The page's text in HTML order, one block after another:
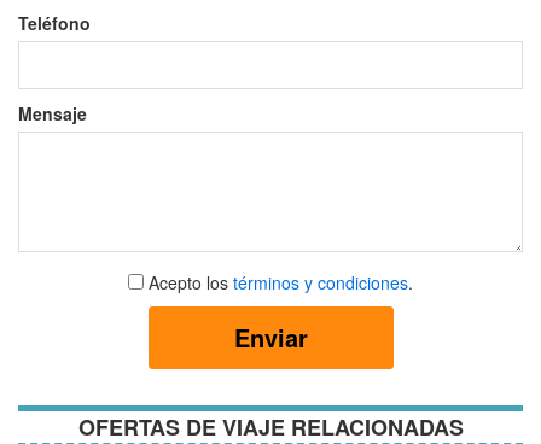
Teléfono
Mensaje
Aceptar
términos
Acepto los términos y condiciones.
Enviar
OFERTAS DE VIAJE RELACIONADAS